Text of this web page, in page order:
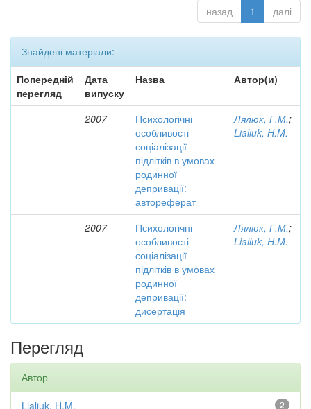
назад 1 далі
Знайдені матеріали:
Попередній
перегляд
Дата
випуску
Назва Автор(и)
2007
Психологічні
особливості
соціалізації
підлітків в умовах
родинної
депривації:
автореферат
Лялюк, Г.М.;
Lialiuk, H.M.
2007
Психологічні
особливості
соціалізації
підлітків в умовах
родинної
депривації:
дисертація
Лялюк, Г.М.;
Lialiuk, H.M.
Перегляд
Автор
2
Lialiuk, H.M.